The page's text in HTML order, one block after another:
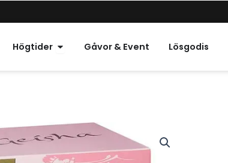
Högtider Öppna Högtider
Gåvor & Event Lösgodis